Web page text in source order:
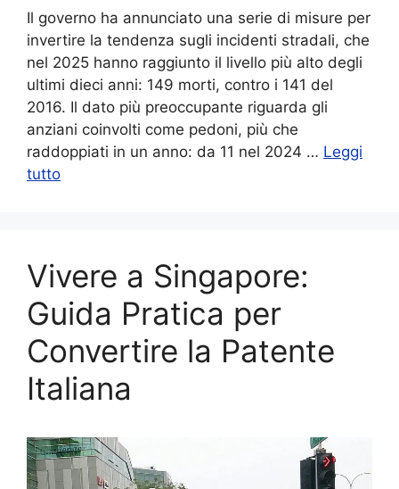
Il governo ha annunciato una serie di misure per
invertire la tendenza sugli incidenti stradali, che
nel 2025 hanno raggiunto il livello più alto degli
ultimi dieci anni: 149 morti, contro i 141 del
2016. Il dato più preoccupante riguarda gli
anziani coinvolti come pedoni, più che
raddoppiati in un anno: da 11 nel 2024 … Leggi
tutto
Vivere a Singapore:
Guida Pratica per
Convertire la Patente
Italiana